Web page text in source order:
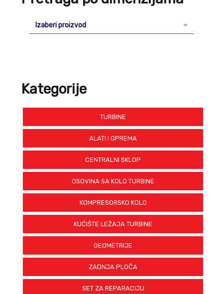
Izaberi proizvod
Kategorije
TURBINE
ALATI I OPREMA
CENTRALNI SKLOP
OSOVINA SA KOLO TURBINE
KOMPRESORSKO KOLO
KUĆIŠTE LEŽAJA TURBINE
GEOMETRIJE
ZADNJA PLOČA
SET ZA REPARACIJU